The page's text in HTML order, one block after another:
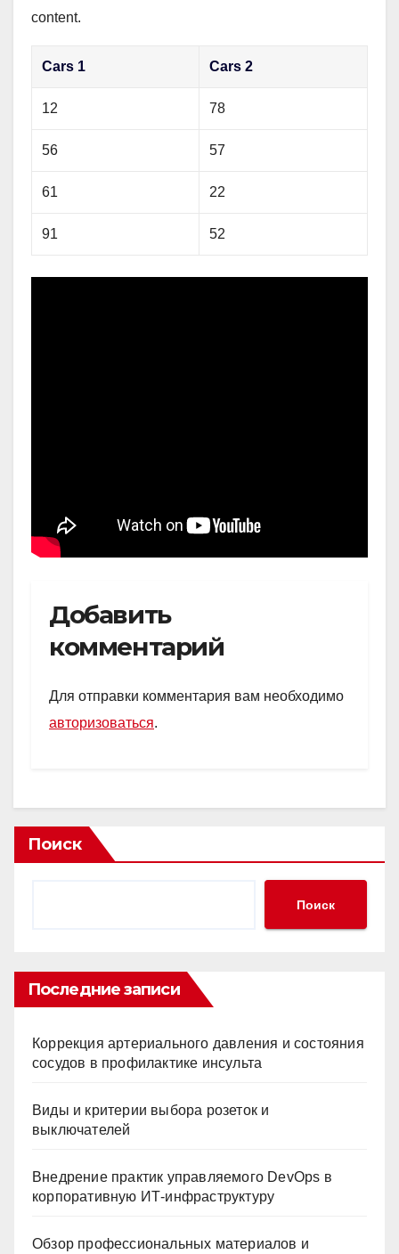
content.
Cars 1 Cars 2
12 78
56 57
61 22
91 52
Добавить
комментарий
Для отправки комментария вам необходимо
авторизоваться.
Поиск
Поиск
Последние записи
Коррекция артериального давления и состояния
сосудов в профилактике инсульта
Виды и критерии выбора розеток и
выключателей
Внедрение практик управляемого DevOps в
корпоративную ИТ-инфраструктуру
Обзор профессиональных материалов и